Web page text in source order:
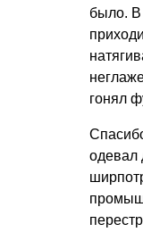
было. В
гонял
одевал